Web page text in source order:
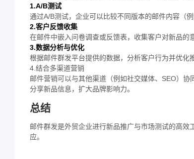
1.A/B测试
通过A/B测试，企业可以比较不同版本的邮件内容（
2.客户反馈收集
在邮件中嵌入问卷调查或反馈表，收集客户对新品的
3.数据分析与优化
根据邮件群发平台提供的数据，分析客户行为并优化
4.结合多渠道营销
邮件营销可以与其他渠道（例如社交媒体、SEO）
分享新品信息，扩大品牌影响力。
总结
邮件群发是外贸企业进行新品推广与市场测试的高
应。